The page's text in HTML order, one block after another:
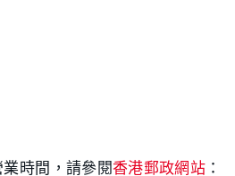
時間，請參閱香港郵政網站 ：